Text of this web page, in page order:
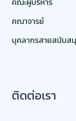
Conteact Us
aias@pnu.ac.th